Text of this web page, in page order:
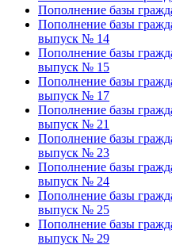
Пополнение базы
Пополнение базы
выпуск № 14
Пополнение базы
выпуск № 15
Пополнение базы
выпуск № 17
Пополнение базы
выпуск № 21
Пополнение базы
выпуск № 23
Пополнение базы
выпуск № 24
Пополнение базы
выпуск № 25
Пополнение базы
выпуск № 29